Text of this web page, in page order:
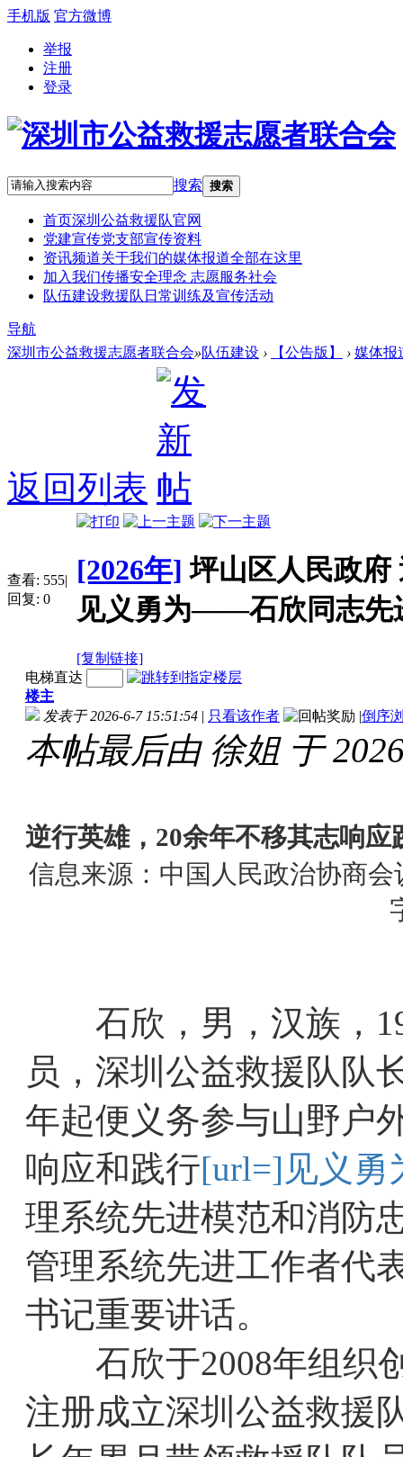
手机版 官方微博
举报
注册
登录
搜索 搜索
首页深圳公益救援队官网
党建宣传党支部宣传资料
资讯频道关于我们的媒体报道全部在这里
加入我们传播安全理念 志愿服务社会
队伍建设救援队日常训练及宣传活动
导航
深圳市公益救援志愿者联合会»队伍建设 › 【公告版】 › 媒体报
返回列表
查看: 555|
回复: 0
[2026年] 坪山区人民政府
见义勇为——石欣同志先
[复制链接]
电梯直达
楼主
发表于 2026-6-7 15:51:54 | 只看该作者 |倒序
本帖最后由 徐姐 于
逆行英雄，20余年不移其志响
信息来源：中国人民政治协商会
石欣，男，汉族，
员，深圳公益救援队队
年起便义务参与山野户
响应和践行[url=]见义勇
理系统先进模范和消防
管理系统先进工作者代
书记重要讲话。
石欣于2008年组织创
注册成立深圳公益救援